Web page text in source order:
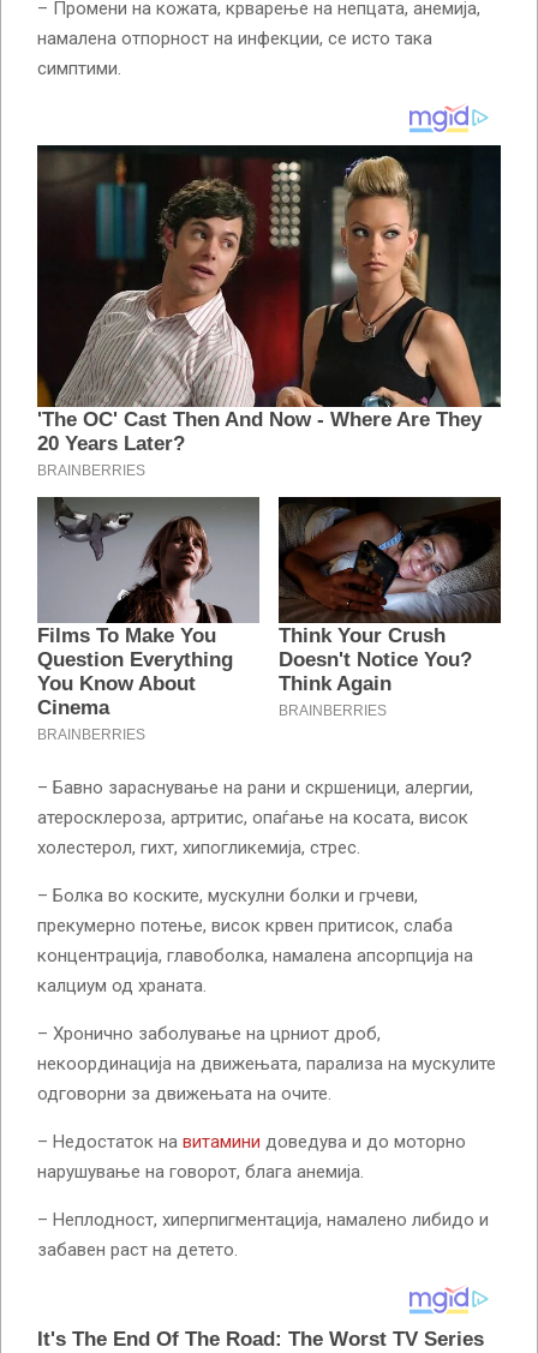
– Промени на кожата, крварење на непцата, анемија,
намалена отпорност на инфекции, се исто така
симптими.
– Бавно зараснување на рани и скршеници, алергии,
атеросклероза, артритис, опаѓање на косата, висок
холестерол, гихт, хипогликемија, стрес.
– Болка во коските, мускулни болки и грчеви,
прекумерно потење, висок крвен притисок, слаба
концентрација, главоболка, намалена апсорпција на
калциум од храната.
– Хронично заболување на црниот дроб,
некоординација на движењата, парализа на мускулите
одговорни за движењата на очите.
– Недостаток на витамини доведува и до моторно
нарушување на говорот, блага анемија.
– Неплодност, хиперпигментација, намалено либидо и
забавен раст на детето.